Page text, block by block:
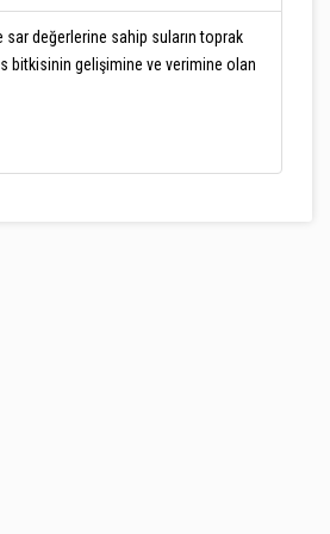
sar değerlerine sahip suların toprak
bitkisinin gelişimine ve verimine olan